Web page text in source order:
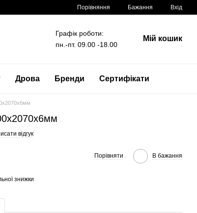
Порівняння Бажання Вхід
Графік роботи:
пн.-пт. 09.00 -18.00
Мій кошик
Дрова Бренди Сертифікати
відгук
Порівняти В бажання
знижки